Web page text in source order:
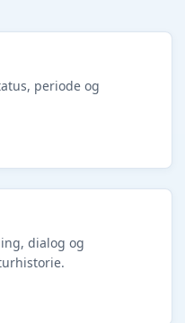
periode og
dialog og